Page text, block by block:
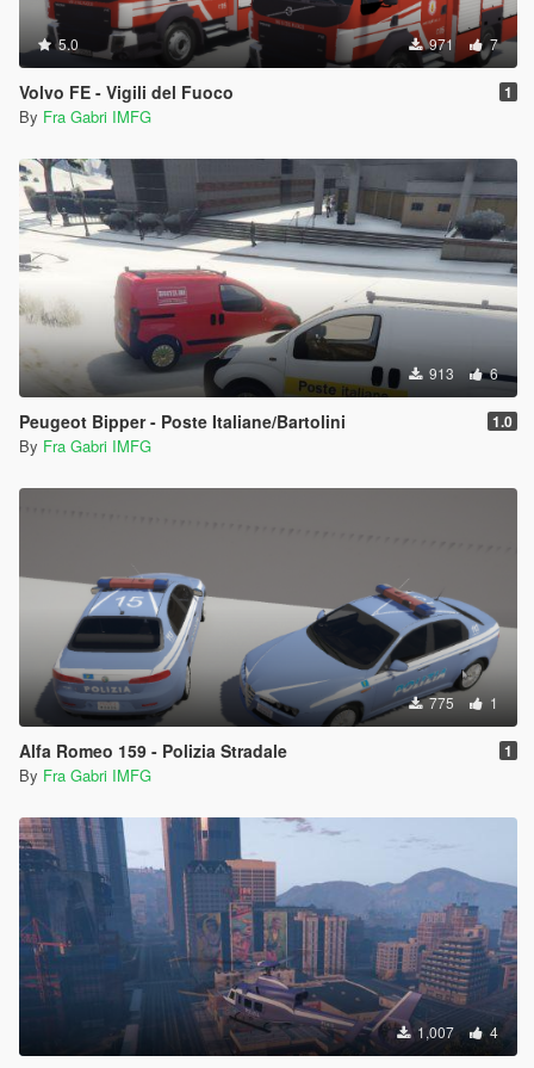
5.0 971 7
Volvo FE - Vigili del Fuoco 1
By Fra Gabri IMFG
913 6
Peugeot Bipper - Poste Italiane/Bartolini 1.0
By Fra Gabri IMFG
775 1
Alfa Romeo 159 - Polizia Stradale 1
By Fra Gabri IMFG
1,007 4